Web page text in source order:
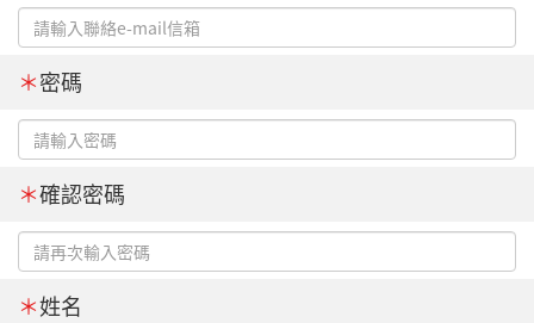
＊密碼
＊確認密碼
＊姓名